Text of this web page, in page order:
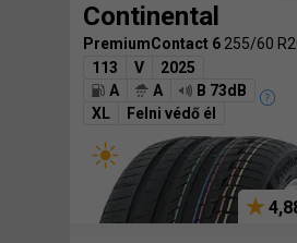
Continental
PremiumContact 6 255/60
113
V
2025
A
A
B 73dB
XL
Felni védő él